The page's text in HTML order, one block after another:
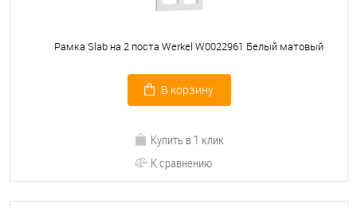
Рамка Slab на 2 поста Werkel W0022961 Белый матовый
В корзину
Купить в 1 клик
К сравнению